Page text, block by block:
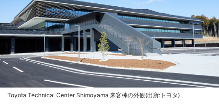
Toyota Technical Center Shimoyama 来客棟の外観(出所:トヨタ)